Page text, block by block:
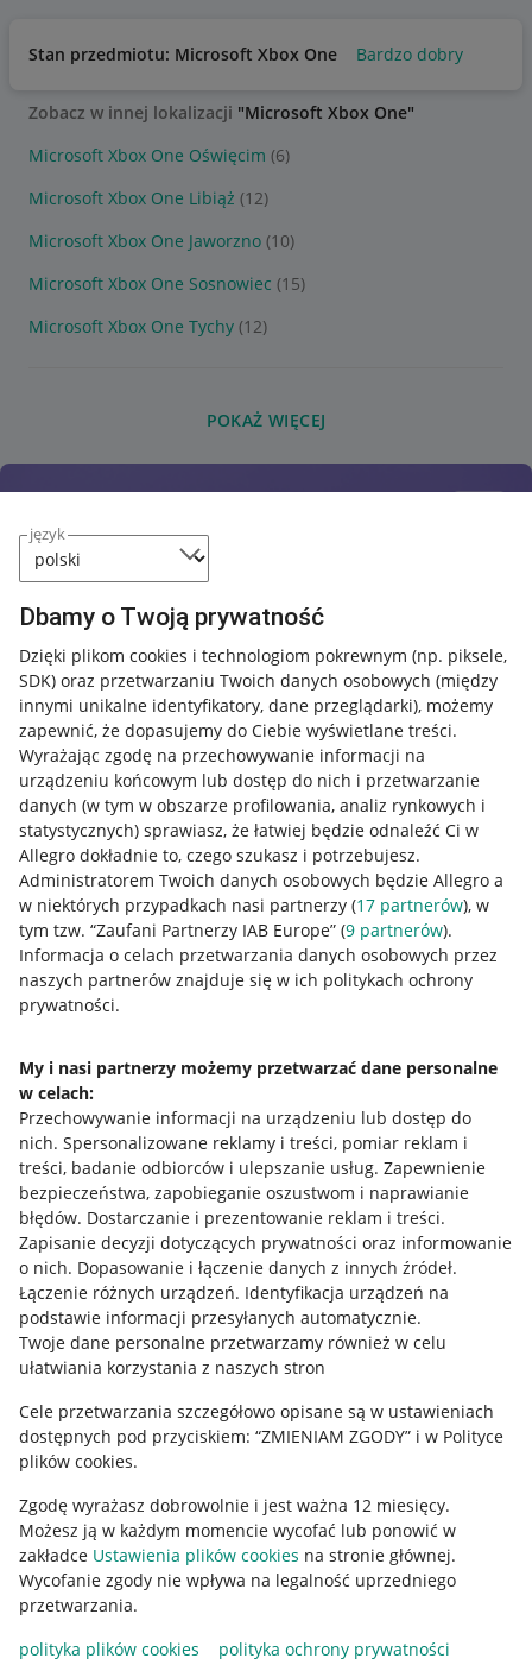
język
Dbamy o Twoją prywatność
Dzięki plikom cookies i technologiom pokrewnym (np. piksele,
SDK) oraz przetwarzaniu Twoich danych osobowych (między
innymi unikalne identyfikatory, dane przeglądarki), możemy
zapewnić, że dopasujemy do Ciebie wyświetlane treści.
Wyrażając zgodę na przechowywanie informacji na
urządzeniu końcowym lub dostęp do nich i przetwarzanie
danych (w tym w obszarze profilowania, analiz rynkowych i
statystycznych) sprawiasz, że łatwiej będzie odnaleźć Ci w
Allegro dokładnie to, czego szukasz i potrzebujesz.
Administratorem Twoich danych osobowych będzie Allegro a
w niektórych przypadkach nasi partnerzy (17 partnerów), w
tym tzw. “Zaufani Partnerzy IAB Europe” (9 partnerów).
Informacja o celach przetwarzania danych osobowych przez
naszych partnerów znajduje się w ich politykach ochrony
prywatności.
My i nasi partnerzy możemy przetwarzać dane personalne
w celach:
Przechowywanie informacji na urządzeniu lub dostęp do
nich. Spersonalizowane reklamy i treści, pomiar reklam i
treści, badanie odbiorców i ulepszanie usług. Zapewnienie
bezpieczeństwa, zapobieganie oszustwom i naprawianie
błędów. Dostarczanie i prezentowanie reklam i treści.
Zapisanie decyzji dotyczących prywatności oraz informowanie
o nich. Dopasowanie i łączenie danych z innych źródeł.
Łączenie różnych urządzeń. Identyfikacja urządzeń na
podstawie informacji przesyłanych automatycznie.
Twoje dane personalne przetwarzamy również w celu
ułatwiania korzystania z naszych stron
Cele przetwarzania szczegółowo opisane są w ustawieniach
dostępnych pod przyciskiem: “ZMIENIAM ZGODY” i w Polityce
plików cookies.
Zgodę wyrażasz dobrowolnie i jest ważna 12 miesięcy.
Możesz ją w każdym momencie wycofać lub ponowić w
zakładce Ustawienia plików cookies na stronie głównej.
Wycofanie zgody nie wpływa na legalność uprzedniego
przetwarzania.
polityka plików cookies
polityka ochrony prywatności
Stan przedmiotu: Microsoft Xbox One Bardzo dobry
Zobacz w innej lokalizacji "Microsoft Xbox One"
Microsoft Xbox One Oświęcim (6)
Microsoft Xbox One Libiąż (12)
Microsoft Xbox One Jaworzno (10)
Microsoft Xbox One Sosnowiec (15)
Microsoft Xbox One Tychy (12)
POKAŻ WIĘCEJ
Przydatne informacje
Jak to działa
Allegro Gadane dla sprzedających
Allegro Gadane dla kupujących
Mapa miejscowości
Informacje prawne
Regulamin
Polityka plików "cookies"
Ustawienia plików "cookies"
Udostępnianie lokalizacji
Informacje dla Aktu o Usługach Cyfrowych
Pobierz aplikację